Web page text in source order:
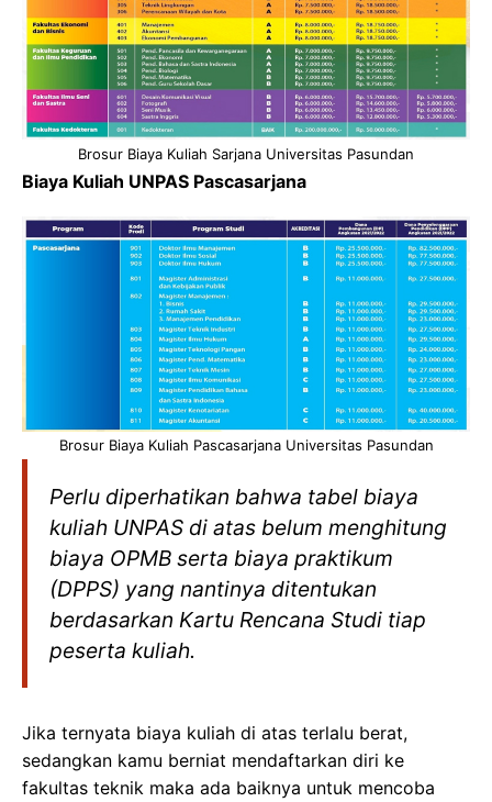
Brosur Biaya Kuliah Sarjana Universitas Pasundan
Biaya Kuliah UNPAS Pascasarjana
Brosur Biaya Kuliah Pascasarjana Universitas Pasundan
Perlu diperhatikan bahwa tabel biaya
kuliah UNPAS di atas belum menghitung
biaya OPMB serta biaya praktikum
(DPPS) yang nantinya ditentukan
berdasarkan Kartu Rencana Studi tiap
peserta kuliah.
Jika ternyata biaya kuliah di atas terlalu berat,
sedangkan kamu berniat mendaftarkan diri ke
fakultas teknik maka ada baiknya untuk mencoba